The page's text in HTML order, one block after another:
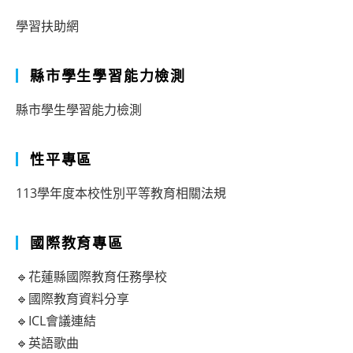
學習扶助網
縣市學生學習能力檢測
縣市學生學習能力檢測
性平專區
113學年度本校性別平等教育相關法規
國際教育專區
🔹花蓮縣國際教育任務學校
🔹國際教育資料分享
🔹ICL會議連結
🔹英語歌曲